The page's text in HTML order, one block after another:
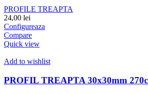
PROFILE TREAPTA
24,00 lei
Configureaza
Compare
Quick view
Add to wishlist
PROFIL TREAPTA 30x30mm